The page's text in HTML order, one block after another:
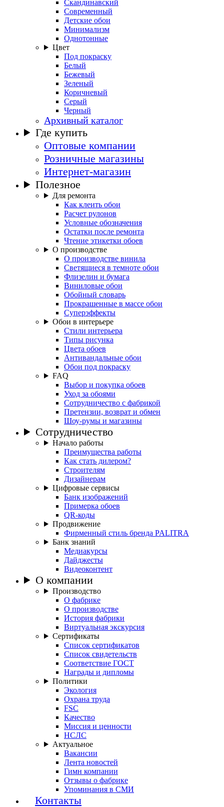
Скандинавский
Современный
Детские обои
Минимализм
Однотонные
Цвет
Под покраску
Белый
Бежевый
Зеленый
Коричневый
Серый
Черный
Архивный каталог
Где купить
Оптовые компании
Розничные магазины
Интернет-магазин
Полезное
Для ремонта
Как клеить обои
Расчет рулонов
Условные обозначения
Остатки после ремонта
Чтение этикетки обоев
О производстве
О производстве винила
Светящиеся в темноте обои
Флизелин и бумага
Виниловые обои
Обойный словарь
Прокрашенные в массе обои
Суперэффекты
Обои в интерьере
Стили интерьера
Типы рисунка
Цвета обоев
Антивандальные обои
Обои под покраску
FAQ
Выбор и покупка обоев
Уход за обоями
Сотрудничество с фабрикой
Претензии, возврат и обмен
Шоу-румы и магазины
Сотрудничество
Начало работы
Преимущества работы
Как стать дилером?
Строителям
Дизайнерам
Цифровые сервисы
Банк изображений
Примерка обоев
QR-коды
Продвижение
Фирменный стиль бренда PALITRA
Банк знаний
Медиакурсы
Дайджесты
Видеоконтент
О компании
Производство
О фабрике
О производстве
История фабрики
Виртуальная экскурсия
Сертификаты
Список сертификатов
Список свидетельств
Соответствие ГОСТ
Награды и дипломы
Политики
Экология
Охрана труда
FSC
Качество
Миссия и ценности
НСЛС
Актуальное
Вакансии
Лента новостей
Гимн компании
Отзывы о фабрике
Упоминания в СМИ
Контакты